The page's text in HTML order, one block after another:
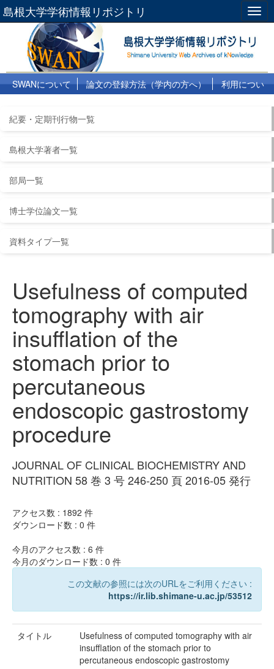
島根大学学術情報リポジトリ
SWANについて 論文の登録方法（学内の方へ）
利用につい
紀要・定期刊行物一覧
島根大学著者一覧
部局一覧
博士学位論文一覧
資料タイプ一覧
Usefulness of computed
tomography with air
insufflation of the
stomach prior to
percutaneous
endoscopic gastrostomy
procedure
JOURNAL OF CLINICAL BIOCHEMISTRY AND
NUTRITION 58 巻 3 号 246-250 頁 2016-05 発行
アクセス数 : 1892 件
ダウンロード数 : 0 件
今月のアクセス数 : 6 件
今月のダウンロード数 : 0 件
この文献の参照には次のURLをご利用ください :
https://ir.lib.shimane-u.ac.jp/53512
タイトル
Usefulness of computed tomography with air
insufflation of the stomach prior to
percutaneous endoscopic gastrostomy